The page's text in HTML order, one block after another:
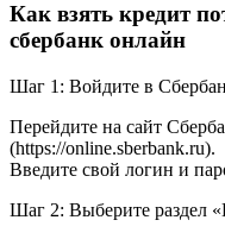
Как взять кредит
сбербанк онлайн
Шаг 1: Войдите в
Перейдите на сайт
(https://online.sberbank.ru).
Введите свой логин и
Шаг 2: Выберите раздел